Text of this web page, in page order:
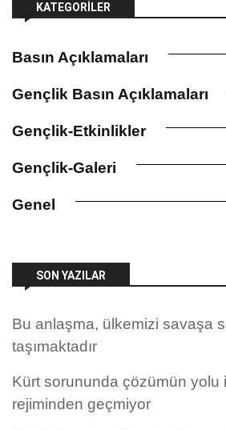
KATEGORILER
Basın Açıklamaları
Gençlik Basın Açıklamaları
Gençlik-Etkinlikler
Gençlik-Galeri
Genel
SON YAZILAR
Bu anlaşma, ülkemizi savaşa
taşımaktadır
Kürt sorununda çözümün yolu
rejiminden geçmiyor